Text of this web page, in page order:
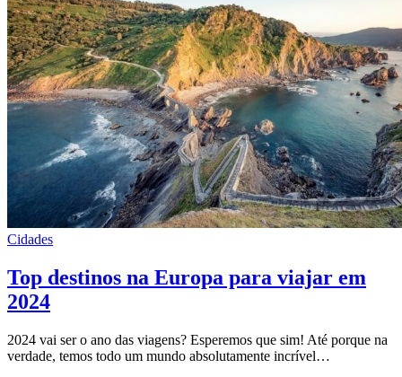
Cidades
Top destinos na Europa para viajar em
2024
2024 vai ser o ano das viagens? Esperemos que sim! Até porque na
verdade, temos todo um mundo absolutamente incrível…